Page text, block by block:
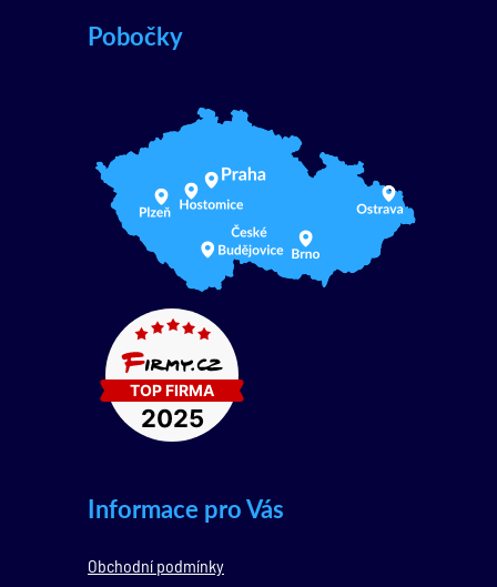
Pobočky
Informace pro Vás
Obchodní podmínky